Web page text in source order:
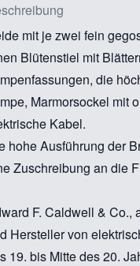
mit je zwei fein
Blütenstiel mit
die
Marmorsockel mit
Kabel.
hohe Ausführung der
Zuschreibung an die
F. Caldwell & Co.,
Hersteller von
19. bis Mitte des 20.